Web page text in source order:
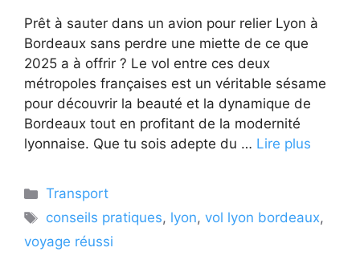
Prêt à sauter dans un avion pour relier Lyon à
Bordeaux sans perdre une miette de ce que
2025 a à offrir ? Le vol entre ces deux
métropoles françaises est un véritable sésame
pour découvrir la beauté et la dynamique de
Bordeaux tout en profitant de la modernité
lyonnaise. Que tu sois adepte du … Lire plus
Catégories
Transport
Étiquettes
conseils pratiques, lyon,vol lyon bordeaux,
voyage réussi